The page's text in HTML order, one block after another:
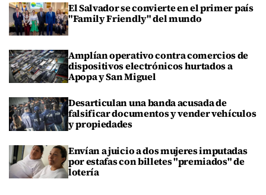
El Salvador se convierte en el primer país
"Family Friendly" del mundo
Amplían operativo contra comercios de
dispositivos electrónicos hurtados a
Apopa y San Miguel
Desarticulan una banda acusada de
falsificar documentos y vender vehículos
y propiedades
Envían a juicio a dos mujeres imputadas
por estafas con billetes "premiados" de
lotería